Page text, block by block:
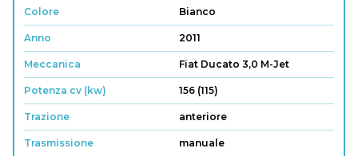
Colore Bianco
Anno 2011
Meccanica Fiat Ducato 3,0 M-Jet
Potenza cv (kw) 156 (115)
Trazione anteriore
Trasmissione manuale